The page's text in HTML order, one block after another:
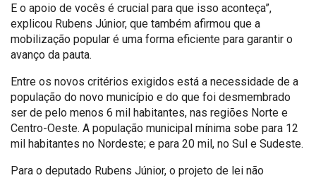
E o apoio de vocês é crucial para que isso aconteça”,
explicou Rubens Júnior, que também afirmou que a
mobilização popular é uma forma eficiente para garantir o
avanço da pauta.
Entre os novos critérios exigidos está a necessidade de a
população do novo município e do que foi desmembrado
ser de pelo menos 6 mil habitantes, nas regiões Norte e
Centro-Oeste. A população municipal mínima sobe para 12
mil habitantes no Nordeste; e para 20 mil, no Sul e Sudeste.
Para o deputado Rubens Júnior, o projeto de lei não